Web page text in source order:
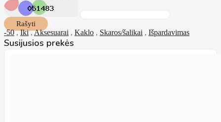
Rašyti
-50,Iki,Aksesuarai , Kaklo , Skaros/šalikai , Išpardavimas
Susijusios prekės